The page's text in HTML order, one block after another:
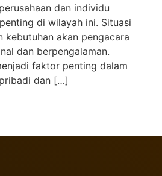
dan individu
di wilayah ini. Situasi
kebutuhan akan pengacara
dan berpengalaman.
faktor penting dalam
dan […]